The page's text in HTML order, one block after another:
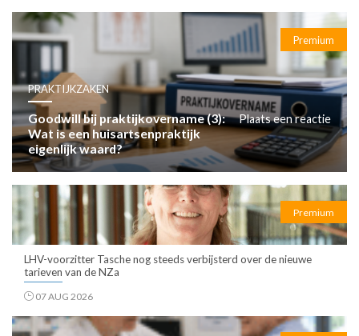
Premium
PRAKTIJKZAKEN
Goodwill bij praktijkovername (3):
Wat is een huisartsenpraktijk
eigenlijk waard?
Plaats een reactie
Premium
LHV-voorzitter Tasche nog steeds verbijsterd over de nieuwe
tarieven van de NZa
07 AUG 2026